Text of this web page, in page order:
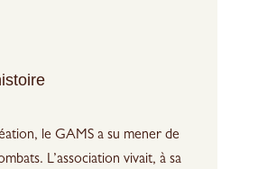
le GAMS a su mener de
L’association vivait, à sa